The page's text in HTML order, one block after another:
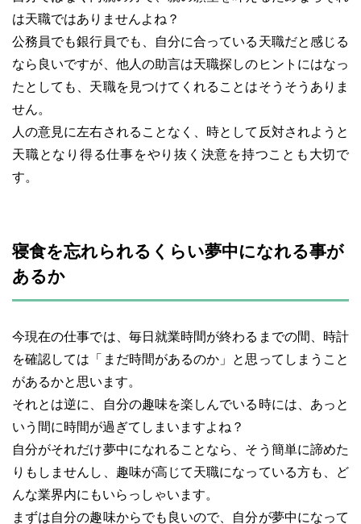
は天職ではありませんよね？
公務員でも銀行員でも、自分に合っている天職だと感じる
なら良いですが、他人の助言は天職探しのヒントにはなっ
たとしても、天職を見つけてくれることはそうそうありま
せん。
人の意見に左右されることなく、時として反対されようと
天職となり得る仕事をやり抜く決意を持つことも大切で
す。
寝食を忘れられるくらい夢中になれる事が
あるか
今現在の仕事では、毎日就業時間が終わるまでの間、時計
を確認しては「まだ時間があるのか」と思ってしまうこと
があるかと思います。
それとは逆に、自分の趣味を楽しんでいる時には、あっと
いう間に時間が過ぎてしまいますよね？
自分がそれだけ夢中になれることなら、そう簡単に諦めた
りもしませんし、趣味が高じて天職になっている方も、ど
んな業界内にもいらっしゃいます。
まずは自分の趣味からでも良いので、自分が夢中になって